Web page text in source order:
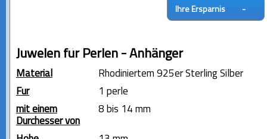
Ihre Ersparnis -
Juwelen für Perlen - Anhänger
Material
Rhodiniertem 925er Sterling Silber
Für
1 perle
mit einem
Durchesser von
8 bis 14 mm